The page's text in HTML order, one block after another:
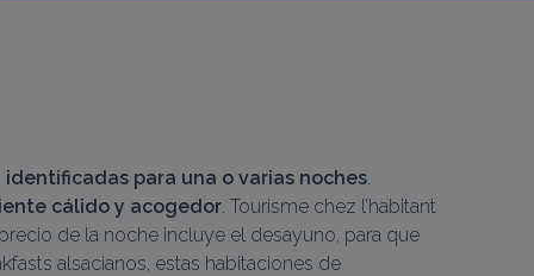
identificadas para una o varias noches.
cálido y acogedor. Tourisme chez l’habitant
de la noche incluye el desayuno, para que
alsacianos, estas habitaciones de